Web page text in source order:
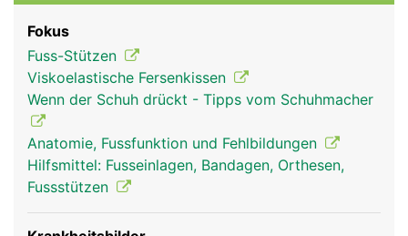
Rubriken
Fersenbeins setzt die Achillessehne an. Sie ist die
kräftigste Sehen im Körper und für die Beugung im
oberen Sprunggelenk verantwortlich. Dadurch
wird der Vorfuss (Zehenbereich) nach unten
gezogen und das Abstossen des Fusses vom
Boden beim Gehen und Laufen ermöglicht.
Fokus
Fuss-Stützen
Viskoelastische Fersenkissen
Wenn der Schuh drückt - Tipps vom Schuhmacher
Anatomie, Fussfunktion und Fehlbildungen
Hilfsmittel: Fusseinlagen, Bandagen, Orthesen,
Fussstützen